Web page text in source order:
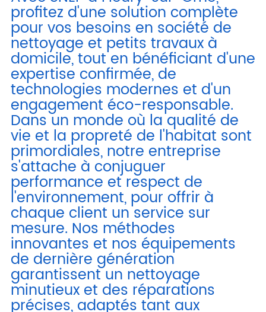
profitez d'une solution complète
pour vos besoins en société de
nettoyage et petits travaux à
domicile, tout en bénéficiant d'une
expertise confirmée, de
technologies modernes et d'un
engagement éco-responsable.
Dans un monde où la qualité de
vie et la propreté de l'habitat sont
primordiales, notre entreprise
s'attache à conjuguer
performance et respect de
l'environnement, pour offrir à
chaque client un service sur
mesure. Nos méthodes
innovantes et nos équipements
de dernière génération
garantissent un nettoyage
minutieux et des réparations
précises, adaptés tant aux